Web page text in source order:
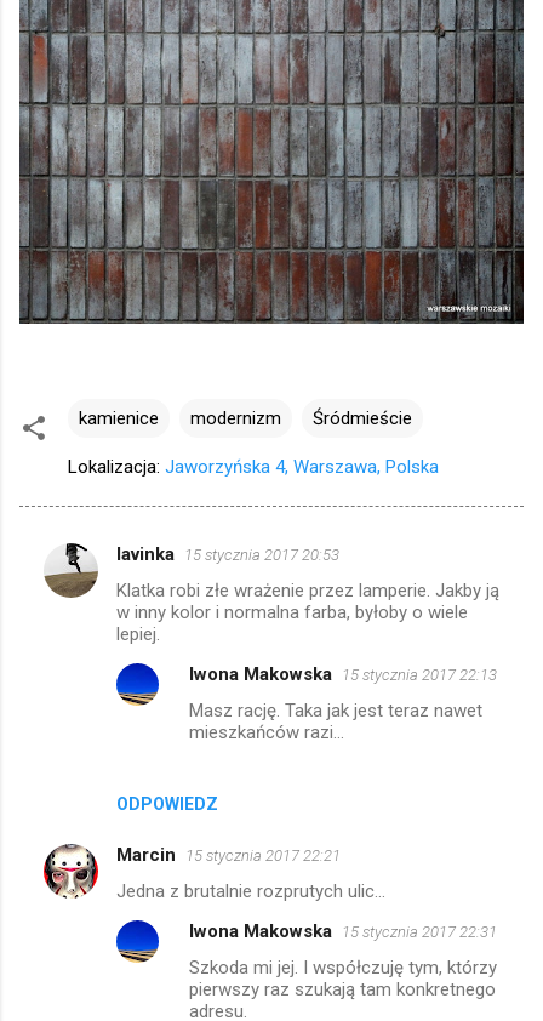
kamienice modernizm Śródmieście
Lokalizacja: Jaworzyńska 4, Warszawa, Polska
K
o
e
lavinka 15 stycznia 2017 20:53
Klatka robi złe wrażenie przez lamperie. Jakby ją
w inny kolor i normalna farba, byłoby o wiele
lepiej.
ODPOWIEDZ
Iwona Makowska 15 stycznia 2017 22:13
Masz rację. Taka jak jest teraz nawet
mieszkańców razi...
Marcin 15 stycznia 2017 22:21
Jedna z brutalnie rozprutych ulic...
Iwona Makowska 15 stycznia 2017 22:31
Szkoda mi jej. I współczuję tym, którzy
pierwszy raz szukają tam konkretnego
adresu.